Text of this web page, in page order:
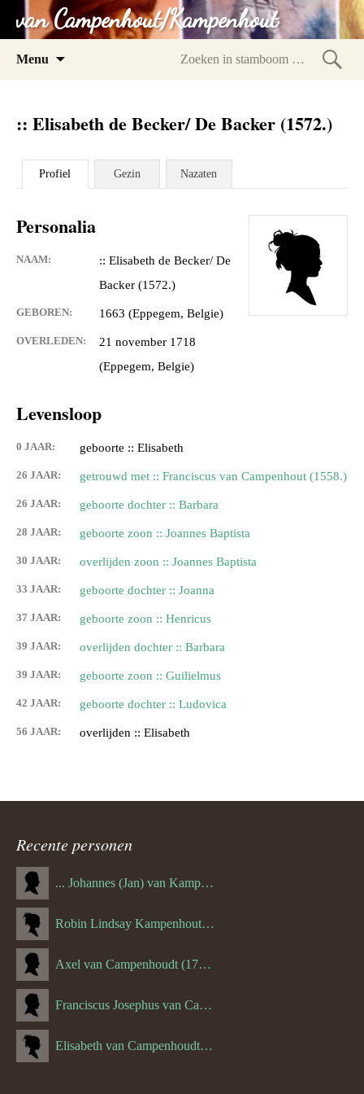
van Campenhout/Kampenhout
Menu
:: Elisabeth de Becker/ De Backer (1572.)
Profiel Gezin Nazaten
Personalia
NAAM:
:: Elisabeth de Becker/ De
Backer (1572.)
GEBOREN: 1663 (Eppegem, Belgie)
OVERLEDEN:
21 november 1718
(Eppegem, Belgie)
Levensloop
0 JAAR: geboorte :: Elisabeth
26 JAAR: getrouwd met :: Franciscus van Campenhout (1558.)
26 JAAR: geboorte dochter :: Barbara
28 JAAR: geboorte zoon :: Joannes Baptista
30 JAAR: overlijden zoon :: Joannes Baptista
33 JAAR: geboorte dochter :: Joanna
37 JAAR: geboorte zoon :: Henricus
39 JAAR: overlijden dochter :: Barbara
39 JAAR: geboorte zoon :: Guilielmus
42 JAAR: geboorte dochter :: Ludovica
56 JAAR: overlijden :: Elisabeth
Recente personen
... Johannes (Jan) van Kampenhout (1311.)
Robin Lindsay Kampenhout (1346.) (06-03-2023)
Axel van Campenhoudt (1738.)
Franciscus Josephus van Campenhoudt (1719.) (10-08-1875)
Elisabeth van Campenhoudt (1716.) (28-05-1870)